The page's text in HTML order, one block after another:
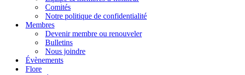
Comités
Notre politique de confidentialité
Membres
Devenir membre ou renouveler
Bulletins
Nous joindre
Évènements
Flore